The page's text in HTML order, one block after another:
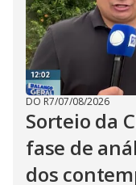
DO R7/07/08/2026
Sorteio da
fase de
dos